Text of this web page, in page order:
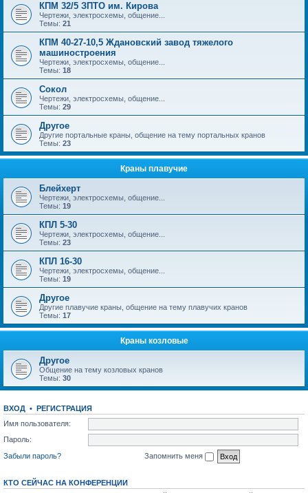
КПМ 32/5 ЗПТО им. Кирова
Чертежи, электросхемы, общение...
Темы: 21
КПМ 40-27-10,5 Ждановский завод тяжелого
машиностроения
Чертежи, электросхемы, общение...
Темы: 18
Сокол
Чертежи, электросхемы, общение...
Темы: 29
Другое
Другие портальные краны, общение на тему портальных кранов
Темы: 23
Краны плавучие
Блейхерт
Чертежи, электросхемы, общение...
Темы: 19
КПЛ 5-30
Чертежи, электросхемы, общение...
Темы: 23
КПЛ 16-30
Чертежи, электросхемы, общение...
Темы: 19
Другое
Другие плавучие краны, общение на тему плавучих кранов
Темы: 17
Краны козловые
Другое
Общение на тему козловых кранов
Темы: 30
ВХОД • РЕГИСТРАЦИЯ
Имя пользователя:
Пароль:
Забыли пароль?
Запомнить меня
КТО СЕЙЧАС НА КОНФЕРЕНЦИИ